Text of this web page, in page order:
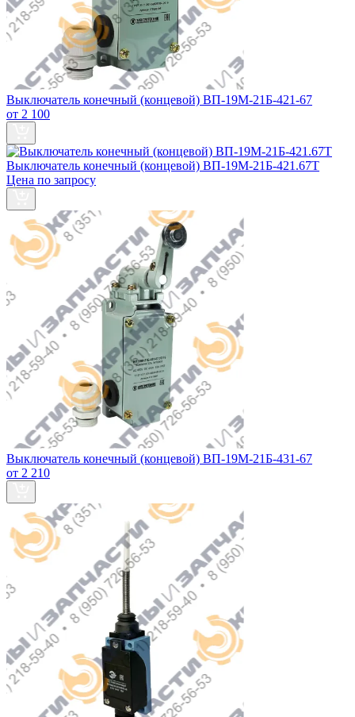
Выключатель конечный (концевой) ВП-19М-21Б-421-67
от 2 100
Выключатель конечный (концевой) ВП-19М-21Б-421.67Т
Цена по запросу
Выключатель конечный (концевой) ВП-19М-21Б-431-67
от 2 210